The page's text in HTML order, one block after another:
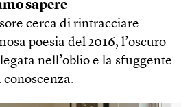
sapere
cerca di rintracciare
poesia del 2016, l’oscuro
nell’oblio e la sfuggente